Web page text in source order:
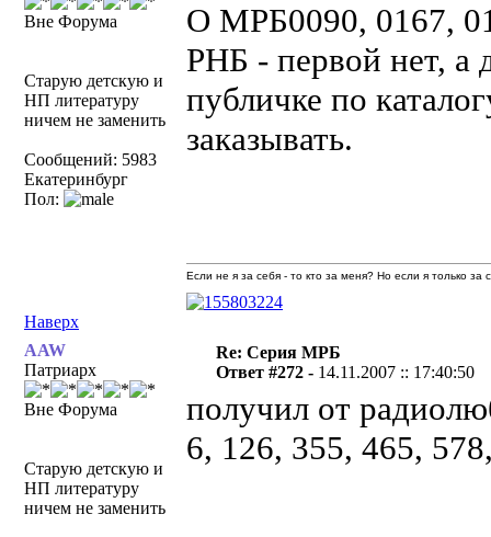
Вне Форума
Старую детскую и
НП литературу
ничем не заменить
Сообщений: 5983
Екатеринбург
Пол:
О МРБ0090, 0167,
РНБ - первой нет, а
публичке по
заказывать.
Наверх
Если не я за себя - то кто за меня? Но если я только
AAW
Патриарх
Вне Форума
Старую детскую и
НП литературу
ничем не заменить
Re: Серия МРБ
Ответ #272 - 14.11.2007 :: 17:40:50
получил от
6, 126, 355, 465,